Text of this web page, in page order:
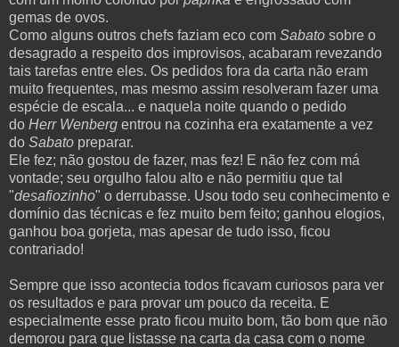
gemas de ovos.
Como alguns outros chefs faziam eco com Sabato sobre o
desagrado a respeito dos improvisos, acabaram revezando
tais tarefas entre eles. Os pedidos fora da carta não eram
muito frequentes, mas mesmo assim resolveram fazer uma
espécie de escala... e naquela noite quando o pedido
do Herr Wenberg entrou na cozinha era exatamente a vez
do Sabato preparar.
Ele fez; não gostou de fazer, mas fez! E não fez com má
vontade; seu orgulho falou alto e não permitiu que tal
"desafiozinho" o derrubasse. Usou todo seu conhecimento e
domínio das técnicas e fez muito bem feito; ganhou elogios,
ganhou boa gorjeta, mas apesar de tudo isso, ficou
contrariado!
Sempre que isso acontecia todos ficavam curiosos para ver
os resultados e para provar um pouco da receita. E
especialmente esse prato ficou muito bom, tão bom que não
demorou para que listasse na carta da casa com o nome